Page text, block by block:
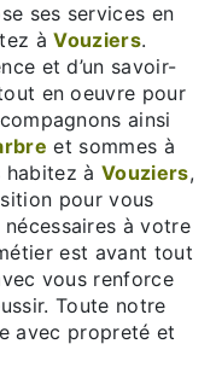
ses services en
àVouziers.
et d’un savoir-
en oeuvre pour
ainsi
et sommes à
habitez à Vouziers,
pour vous
à votre
est avant tout
vous renforce
Toute notre
avec propreté et